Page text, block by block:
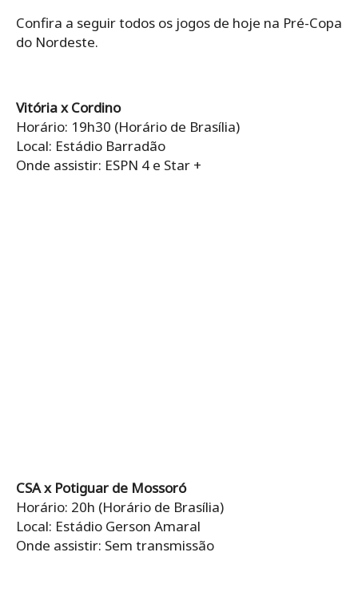
Confira a seguir todos os jogos de hoje na Pré-Copa
do Nordeste.
Vitória x Cordino
Horário: 19h30 (Horário de Brasília)
Local: Estádio Barradão
Onde assistir: ESPN 4 e Star +
CSA x Potiguar de Mossoró
Horário: 20h (Horário de Brasília)
Local: Estádio Gerson Amaral
Onde assistir: Sem transmissão